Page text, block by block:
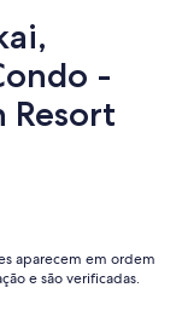
-
Resort
aparecem em ordem
e são verificadas.